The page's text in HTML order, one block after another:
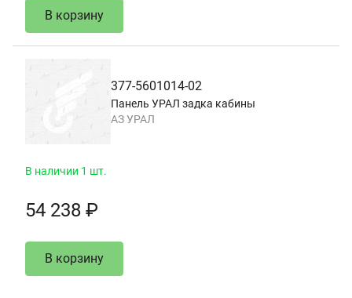
В корзину
377-5601014-02
Панель УРАЛ задка кабины
АЗ УРАЛ
В наличии 1 шт.
54 238 ₽
В корзину